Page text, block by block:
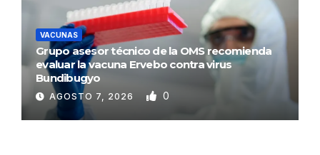
VACUNAS
Grupo asesor técnico de la OMS recomienda
evaluar la vacuna Ervebo contra virus
Bundibugyo
AGOSTO 7, 2026 0